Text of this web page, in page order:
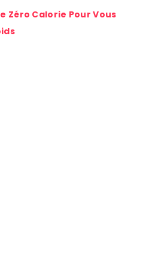
Zéro Calorie Pour Vous